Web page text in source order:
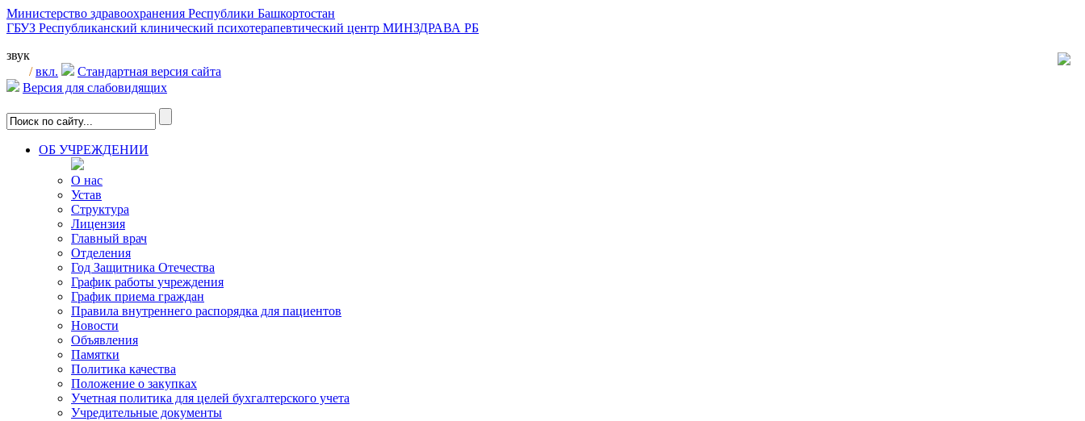
Министерство здравоохранения Республики Башкортостан
ГБУЗ Республиканский клинический психотерапевтический центр МИНЗДРАВА РБ
звук
/ вкл.
Стандартная версия сайта
Версия для слабовидящих
ОБ УЧРЕЖДЕНИИ
О нас
Устав
Структура
Лицензия
Главный врач
Отделения
Год Защитника Отечества
График работы учреждения
График приема граждан
Правила внутреннего распорядка для пациентов
Новости
Объявления
Памятки
Политика качества
Положение о закупках
Учетная политика для целей бухгалтерского учета
Учредительные документы